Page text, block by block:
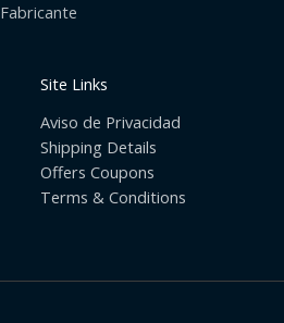
Fabricante
Site Links
Aviso de Privacidad
Shipping Details
Offers Coupons
Terms & Conditions